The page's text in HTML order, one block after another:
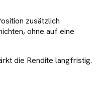
zusätzlich
ohne auf eine
die Rendite langfristig.